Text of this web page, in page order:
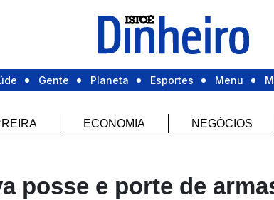
Gente Planeta Esportes Menu
ECONOMIA NEGÓCIOS
posse e porte de